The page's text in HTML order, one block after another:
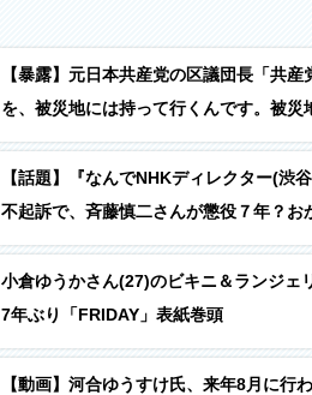
【暴露】元日本共産党の区議団長「共産
を、被災地には持って行くんです。被災
て何に使うかっていったら、被災地での
使う」
【話題】『なんでNHKディレクター(渋
不起訴で、斉藤慎二さんが懲役７年？お
小倉ゆうかさん(27)のビキニ＆ランジェ
7年ぶり「FRIDAY」表紙巻頭
【動画】河合ゆうすけ氏、来年8月に行